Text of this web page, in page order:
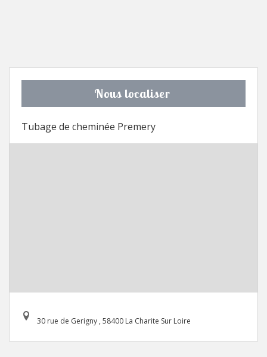
Nous localiser
Tubage de cheminée Premery
30 rue de Gerigny , 58400 La Charite Sur Loire